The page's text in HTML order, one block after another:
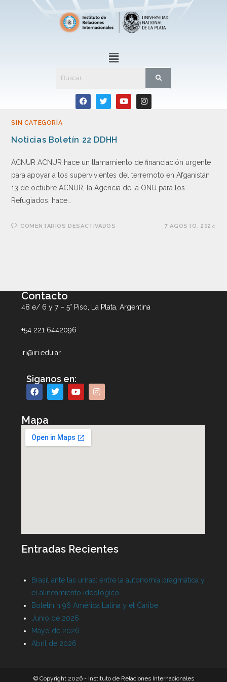
SIN CATEGORÍA
Noticias Boletín 22 DDHH
ACNUR ACNUR hace un llamamiento de financiación urgente
para apoyar a los supervivientes del terremoto en Afganistán
13 de octubre ACNUR, la Agencia de la ONU para los
Refugiados, hace…
COMENTARIOS DESACTIVADOS 7 AGOSTO, 2024
Contacto
48 e/ 6 y 7 – 5° Piso, La Plata, Argentina
+54 221 6442096
iri@iri.edu.ar
Siganos en:
Mapa
Entradas Recientes
Brasil ante las urnas: entre la autonomía pragmática y
el alineamiento ideológico
Boletín n 96 América Latina y el Caribe
Junio de 2026
Mayo de 2026
Abril de 2026
© Copyright 2026 - Instituto de Relaciones Internacionales